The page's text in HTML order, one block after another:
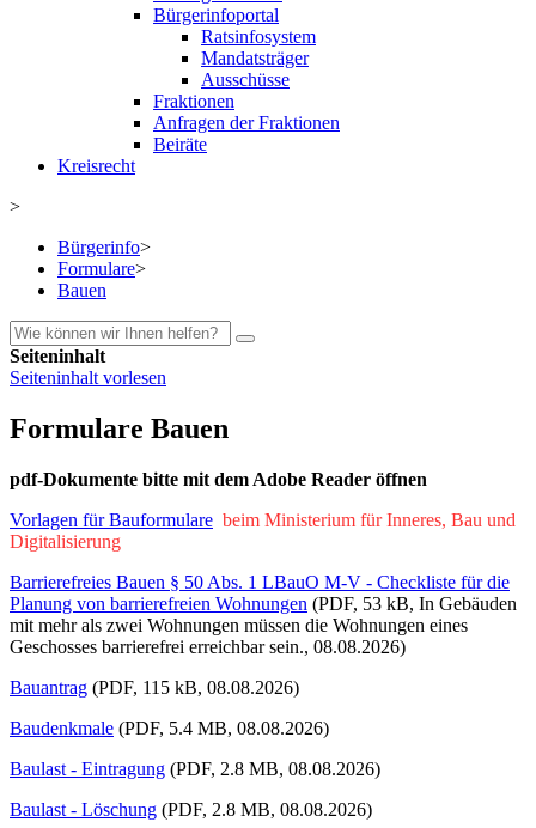
Bürgerinfoportal
Ratsinfosystem
Mandatsträger
Ausschüsse
Fraktionen
Anfragen der Fraktionen
Beiräte
Kreisrecht
>
Bürgerinfo>
Formulare>
Bauen
Seiteninhalt
Seiteninhalt vorlesen
Formulare Bauen
pdf-Dokumente bitte mit dem Adobe Reader öffnen
Vorlagen für Bauformulare beim Ministerium für Inneres, Bau und
Digitalisierung
Barrierefreies Bauen § 50 Abs. 1 LBauO M-V - Checkliste für die
Planung von barrierefreien Wohnungen (PDF, 53 kB, In Gebäuden
mit mehr als zwei Wohnungen müssen die Wohnungen eines
Geschosses barrierefrei erreichbar sein., 08.08.2026)
Bauantrag (PDF, 115 kB, 08.08.2026)
Baudenkmale (PDF, 5.4 MB, 08.08.2026)
Baulast - Eintragung (PDF, 2.8 MB, 08.08.2026)
Baulast - Löschung (PDF, 2.8 MB, 08.08.2026)